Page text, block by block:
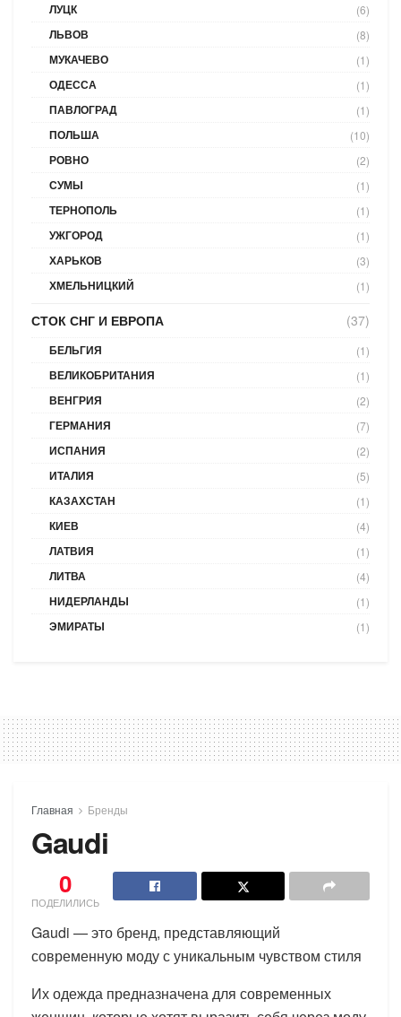
ЛУЦК (6)
ЛЬВОВ (8)
МУКАЧЕВО (1)
ОДЕССА (1)
ПАВЛОГРАД (1)
ПОЛЬША (10)
РОВНО (2)
СУМЫ (1)
ТЕРНОПОЛЬ (1)
УЖГОРОД (1)
ХАРЬКОВ (3)
ХМЕЛЬНИЦКИЙ (1)
СТОК СНГ И ЕВРОПА (37)
БЕЛЬГИЯ (1)
ВЕЛИКОБРИТАНИЯ (1)
ВЕНГРИЯ (2)
ГЕРМАНИЯ (7)
ИСПАНИЯ (2)
ИТАЛИЯ (5)
КАЗАХСТАН (1)
КИЕВ (4)
ЛАТВИЯ (1)
ЛИТВА (4)
НИДЕРЛАНДЫ (1)
ЭМИРАТЫ (1)
Главная Бренды
Gaudi
0
ПОДЕЛИЛИСЬ
Gaudi — это бренд, представляющий
современную моду с уникальным чувством стиля
Их одежда предназначена для современных